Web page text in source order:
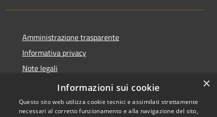
Amministrazione trasparente
Informativa privacy
Note legali
Dichiarazione di accessibilità
×
Informazioni sui cookie
Questo sito web utilizza cookie tecnici e assimilati strettamente
necessari al corretto funzionamento e alla navigazione del sito,